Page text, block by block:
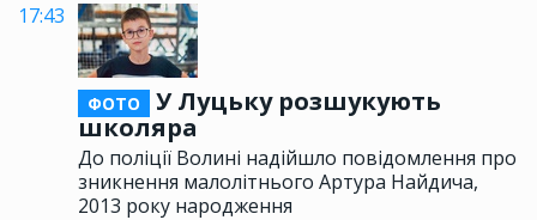
17:43
ФОТО
У Луцьку розшукують
школяра
До поліції Волині надійшло повідомлення про
зникнення малолітнього Артура Найдича,
2013 року народження